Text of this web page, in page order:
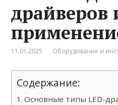
драйверов
11.01.2025 Оборудование и
Содержание:
Основные типы LED-